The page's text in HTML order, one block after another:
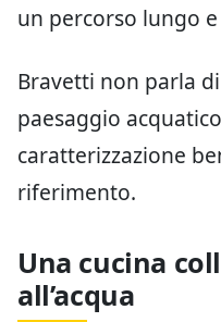
un percorso lungo
Bravetti non parla
paesaggio
caratterizzazione
riferimento.
Una cucina
all’acqua